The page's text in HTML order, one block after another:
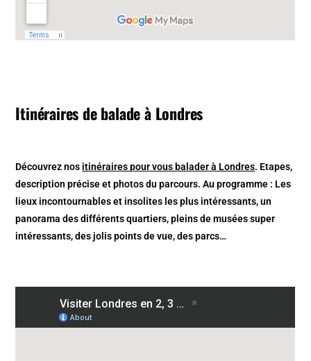
Itinéraires de balade à Londres
Découvrez nos itinéraires pour vous balader à Londres. Etapes,
description précise et photos du parcours. Au programme : Les
lieux incontournables et insolites les plus intéressants, un
panorama des différents quartiers, pleins de musées super
intéressants, des jolis points de vue, des parcs…